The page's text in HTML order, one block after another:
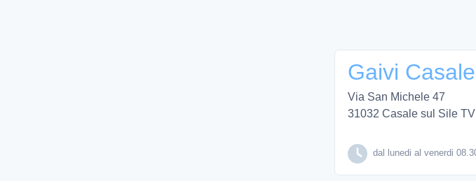
Gaivi Casale
Via San Michele 47
31032 Casale sul Sile TV
dal lunedi al venerdi